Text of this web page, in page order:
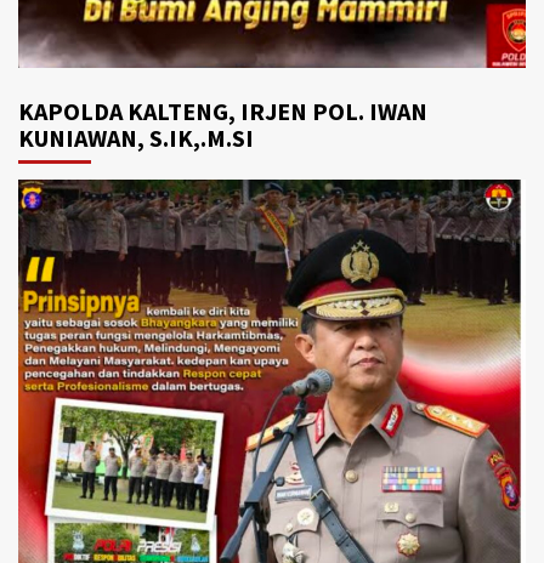
KAPOLDA KALTENG, IRJEN POL. IWAN
KUNIAWAN, S.IK,.M.SI